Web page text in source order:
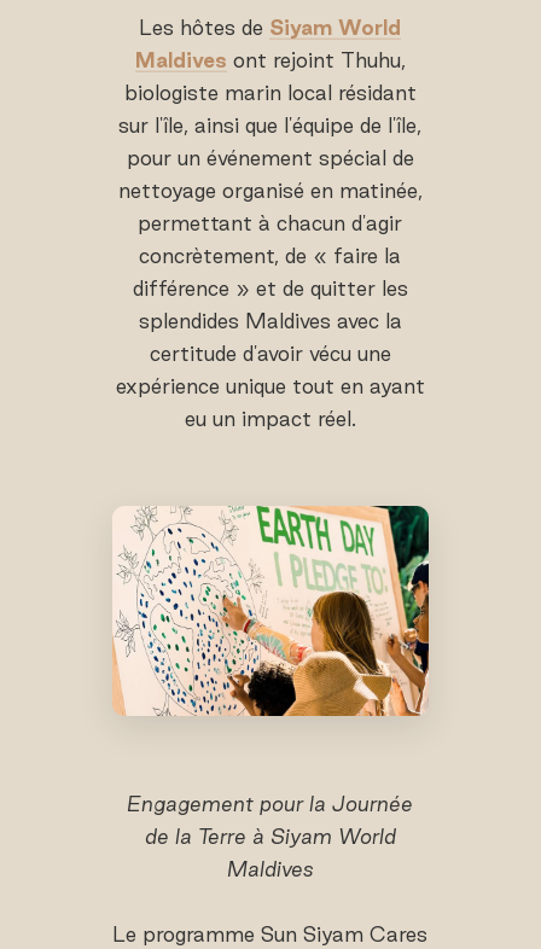
Les hôtes de Siyam World
Maldives ont rejoint Thuhu,
biologiste marin local résidant
sur l'île, ainsi que l'équipe de l'île,
pour un événement spécial de
nettoyage organisé en matinée,
permettant à chacun d'agir
concrètement, de « faire la
différence » et de quitter les
splendides Maldives avec la
certitude d'avoir vécu une
expérience unique tout en ayant
eu un impact réel.
Engagement pour la Journée
de la Terre à Siyam World
Maldives
Le programme Sun Siyam Cares